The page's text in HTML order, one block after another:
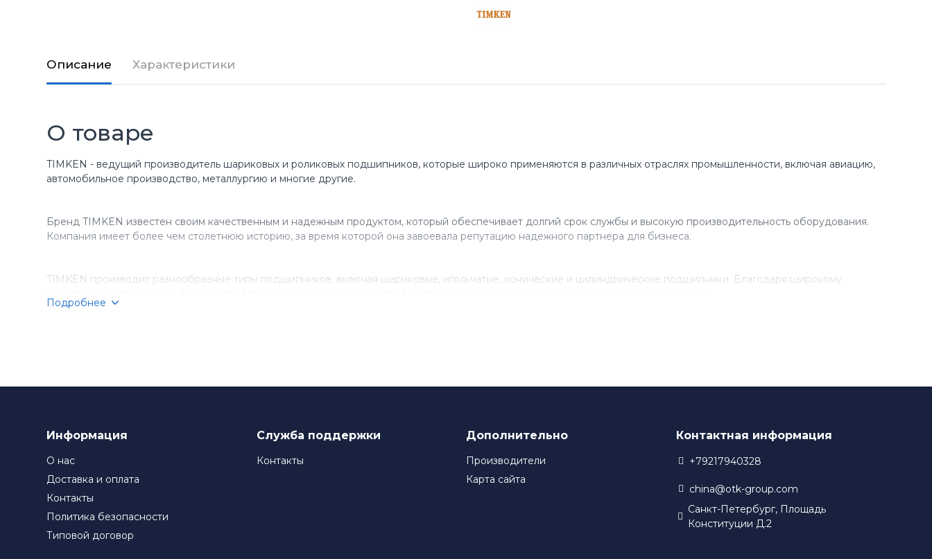
Описание Характеристики
О товаре
TIMKEN - ведущий производитель шариковых и роликовых подшипников, которые широко применяются в различных отраслях промышленности, включая авиацию,
автомобильное производство, металлургию и многие другие.
Бренд TIMKEN известен своим качественным и надежным продуктом, который обеспечивает долгий срок службы и высокую производительность оборудования.
Компания имеет более чем столетнюю историю, за время которой она завоевала репутацию надежного партнера для бизнеса.
TIMKEN производит разнообразные типы подшипников, включая шариковые, игольчатые, конические и цилиндрические подшипники. Благодаря широкому
Подробнее
Информация
О нас
Доставка и оплата
Контакты
Политика безопасности
Типовой договор
Служба поддержки
Контакты
Дополнительно
Производители
Карта сайта
Контактная информация
+79217940328
china@otk-group.com
Санкт-Петербург, Площадь
Конституции Д.2